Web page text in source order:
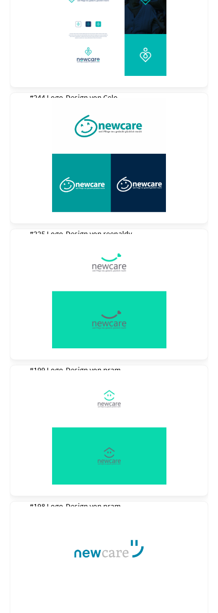
#244 Logo-Design von Celo
#225 Logo-Design von reenaldy
#199 Logo-Design von pram
#198 Logo-Design von pram